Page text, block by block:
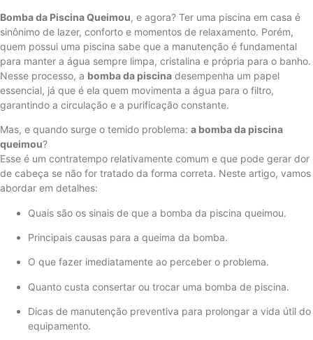
Bomba da Piscina Queimou, e agora? Ter uma piscina em casa é
sinônimo de lazer, conforto e momentos de relaxamento. Porém,
quem possui uma piscina sabe que a manutenção é fundamental
para manter a água sempre limpa, cristalina e própria para o banho.
Nesse processo, a bomba da piscina desempenha um papel
essencial, já que é ela quem movimenta a água para o filtro,
garantindo a circulação e a purificação constante.
Mas, e quando surge o temido problema: a bomba da piscina
queimou?
Esse é um contratempo relativamente comum e que pode gerar dor
de cabeça se não for tratado da forma correta. Neste artigo, vamos
abordar em detalhes:
Quais são os sinais de que a bomba da piscina queimou.
Principais causas para a queima da bomba.
O que fazer imediatamente ao perceber o problema.
Quanto custa consertar ou trocar uma bomba de piscina.
Dicas de manutenção preventiva para prolongar a vida útil do
equipamento.